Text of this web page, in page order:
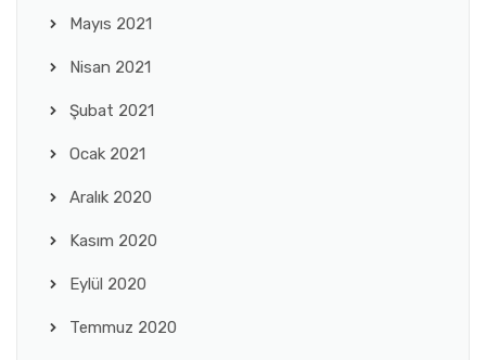
Mayıs 2021
Nisan 2021
Şubat 2021
Ocak 2021
Aralık 2020
Kasım 2020
Eylül 2020
Temmuz 2020